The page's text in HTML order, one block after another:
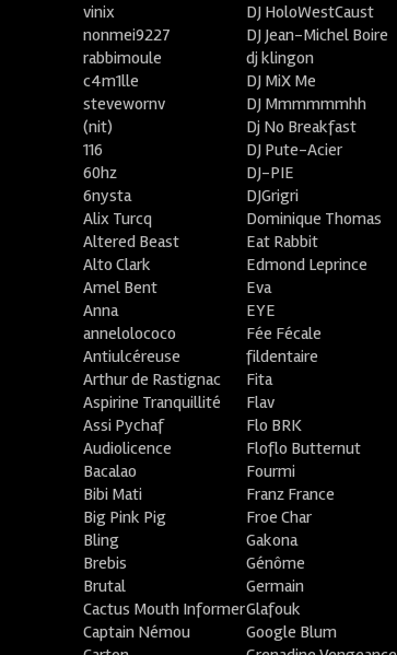
vinix
nonmei9227
rabbimoule
c4m1lle
stevewornv
(nit)
116
60hz
6nysta
Alix Turcq
Altered Beast
Alto Clark
Amel Bent
Anna
annelolococo
Antiulcéreuse
Arthur de Rastignac
Aspirine Tranquillité
Assi Pychaf
Audiolicence
Bacalao
Bibi Mati
Big Pink Pig
Bling
Brebis
Brutal
Cactus Mouth Informer
Captain Némou
DJ HoloWestCaust
DJ Jean-Michel Boire
dj klingon
DJ MiX Me
DJ Mmmmmmhh
Dj No Breakfast
DJ Pute-Acier
DJ-PIE
DJGrigri
Dominique Thomas
Eat Rabbit
Edmond Leprince
Eva
EYE
Fée Fécale
fildentaire
Fita
Flav
Flo BRK
Floflo Butternut
Fourmi
Franz France
Froe Char
Gakona
Génôme
Germain
Glafouk
Google Blum